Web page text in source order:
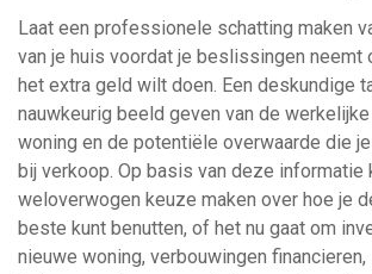
Laat een professionele schatting maken
van je huis voordat je beslissingen neemt
het extra geld wilt doen. Een deskundige
nauwkeurig beeld geven van de
woning en de potentiële overwaarde die
bij verkoop. Op basis van deze informatie
weloverwogen keuze maken over hoe je
beste kunt benutten, of het nu gaat om
nieuwe woning, verbouwingen